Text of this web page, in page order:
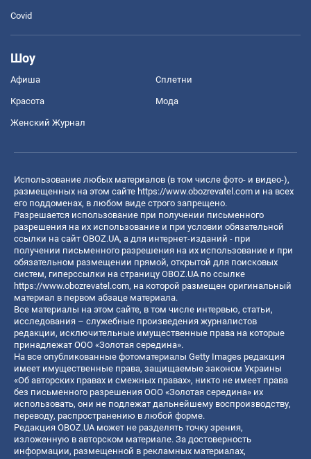
Covid
Шоу
Афиша Сплетни
Красота Мода
Женский Журнал
Использование любых материалов (в том числе фото- и видео-),
размещенных на этом сайте https://www.obozrevatel.com и на всех
его поддоменах, в любом виде строго запрещено.
Разрешается использование при получении письменного
разрешения на их использование и при условии обязательной
ссылки на сайт OBOZ.UA, а для интернет-изданий - при
получении письменного разрешения на их использование и при
обязательном размещении прямой, открытой для поисковых
систем, гиперссылки на страницу OBOZ.UA по ссылке
https://www.obozrevatel.com, на которой размещен оригинальный
материал в первом абзаце материала.
Все материалы на этом сайте, в том числе интервью, статьи,
исследования – служебные произведения журналистов
редакции, исключительные имущественные права на которые
принадлежат ООО «Золотая середина».
На все опубликованные фотоматериалы Getty Images редакция
имеет имущественные права, защищаемые законом Украины
«Об авторских правах и смежных правах», никто не имеет права
без письменного разрешения ООО «Золотая середина» их
использовать, они не подлежат дальнейшему воспроизводству,
переводу, распространению в любой форме.
Редакция OBOZ.UA может не разделять точку зрения,
изложенную в авторском материале. За достоверность
информации, размещенной в рекламных материалах,